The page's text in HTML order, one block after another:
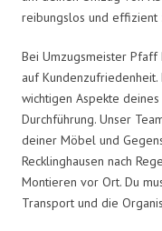
reibungslos und effizient
Bei Umzugsmeister
auf
wichtigen Aspekte
Durchführung. Unser
deiner Möbel und
Recklinghausen nach
Montieren vor Ort. Du
Transport und die